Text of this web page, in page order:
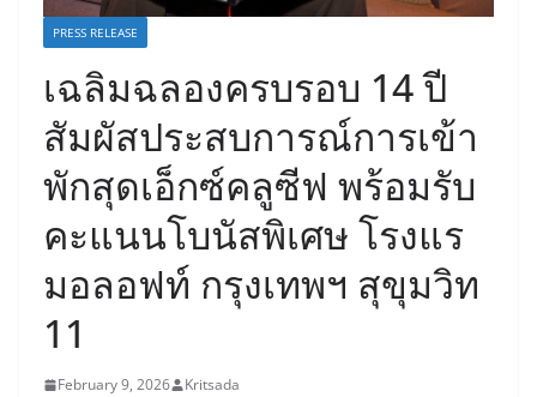
PRESS RELEASE
เฉลิมฉลองครบรอบ 14 ปี
สัมผัสประสบการณ์การเข้า
พักสุดเอ็กซ์คลูซีฟ พร้อมรับ
คะแนนโบนัสพิเศษ โรงแร
มอลอฟท์ กรุงเทพฯ สุขุมวิท
11
February 9, 2026 Kritsada